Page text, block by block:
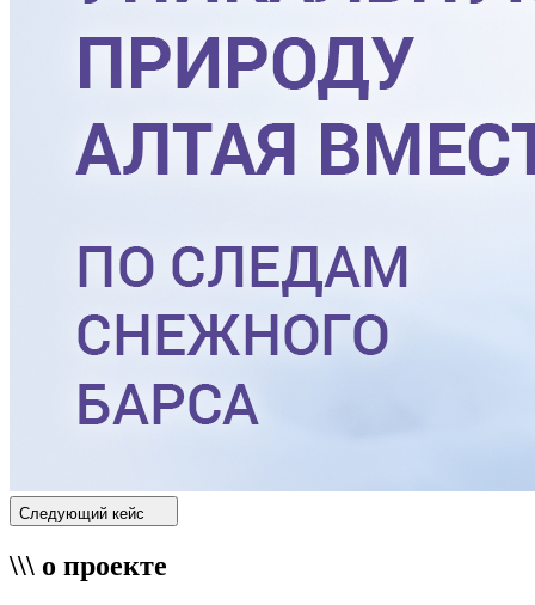
Следующий кейс
\\\ о проекте